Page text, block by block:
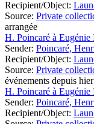
Recipient/Object:
Source: Private
arrangée
H. Poincaré à Eugénie
Sender: Poincaré,
Recipient/Object:
Source: Private
événements depuis hier
H. Poincaré à Eugénie
Sender: Poincaré,
Recipient/Object: